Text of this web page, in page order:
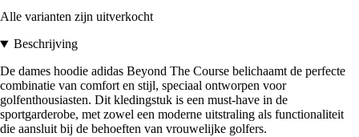
Alle varianten zijn uitverkocht
Beschrijving
De dames hoodie adidas Beyond The Course belichaamt de perfecte
combinatie van comfort en stijl, speciaal ontworpen voor
golfenthousiasten. Dit kledingstuk is een must-have in de
sportgarderobe, met zowel een moderne uitstraling als functionaliteit
die aansluit bij de behoeften van vrouwelijke golfers.